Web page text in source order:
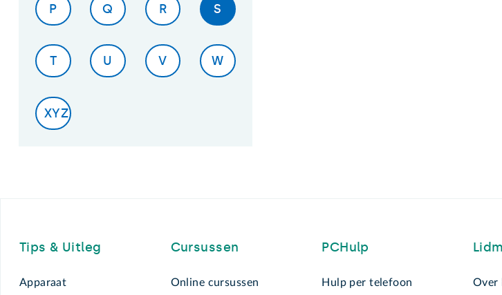
P Q R S
T U V W
XYZ
Tips & Uitleg
Apparaat
Cursussen
Online cursussen
PCHulp
Hulp per telefoon
Over